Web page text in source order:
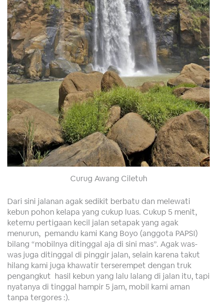
Curug Awang Ciletuh
Dari sini jalanan agak sedikit berbatu dan melewati
kebun pohon kelapa yang cukup luas. Cukup 5 menit,
ketemu pertigaan kecil jalan setapak yang agak
menurun, pemandu kami Kang Boyo (anggota PAPSI)
bilang “mobilnya ditinggal aja di sini mas”. Agak was-
was juga ditinggal di pinggir jalan, selain karena takut
hilang kami juga khawatir terserempet dengan truk
pengangkut hasil kebun yang lalu lalang di jalan itu, tapi
nyatanya di tinggal hampir 5 jam, mobil kami aman
tanpa tergores :).